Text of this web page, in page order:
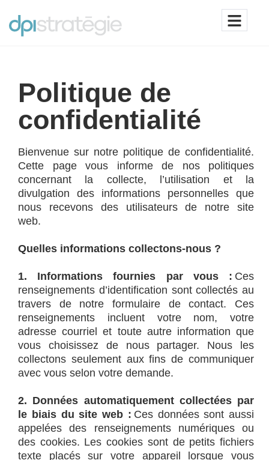
Politique de
confidentialité
Bienvenue sur notre politique de confidentialité.
Cette page vous informe de nos politiques
concernant la collecte, l’utilisation et la
divulgation des informations personnelles que
nous recevons des utilisateurs de notre site
web.
Quelles informations collectons-nous ?
1. Informations fournies par vous : Ces
renseignements d’identification sont collectés au
travers de notre formulaire de contact. Ces
renseignements incluent votre nom, votre
adresse courriel et toute autre information que
vous choisissez de nous partager.
Nous les
collectons seulement aux fins de communiquer
avec vous selon votre demande.
2. Données automatiquement collectées par
le biais du site web : Ces données sont aussi
appelées des renseignements numériques ou
des cookies. Les cookies sont de petits fichiers
texte placés sur votre appareil lorsque vous